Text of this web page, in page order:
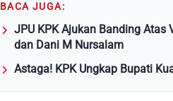
BACA JUGA:
JPU KPK Ajukan Banding
dan Dani M Nursalam
Astaga! KPK Ungkap Bupati